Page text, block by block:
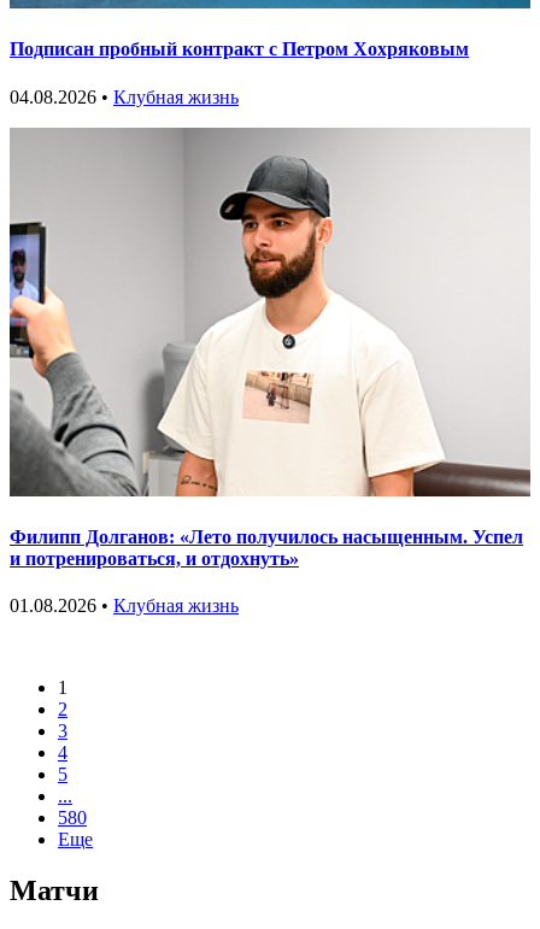
Подписан пробный контракт с Петром Хохряковым
04.08.2026 • Клубная жизнь
Филипп Долганов: «Лето получилось насыщенным. Успел
и потренироваться, и отдохнуть»
01.08.2026 • Клубная жизнь
1
2
3
4
5
...
580
Еще
Матчи